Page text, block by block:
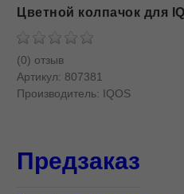
Цветной колпачок для
(0) отзыв
Артикул: 807381
Производитель: IQOS
Предзаказ